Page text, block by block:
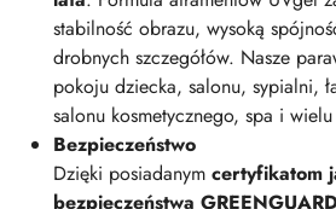
stabilność obrazu, wysoką
drobnych szczegółów. Nasze
pokoju dziecka, salonu, sypialni,
salonu kosmetycznego, spa i
Bezpieczeństwo
Dzięki posiadanym certyfikatom
bezpieczeństwa